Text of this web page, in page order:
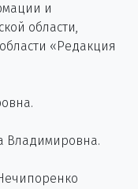
и
области,
«Редакция
Владимировна.